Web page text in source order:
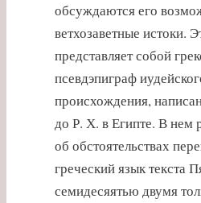
обсуждаются его
ветхозаветные истоки.
представляет собой
псевдэпиграф
происхождения,
до Р. Х. в Египте. В нем
об обстоятельствах
греческий язык текста
семидесяятью двумя